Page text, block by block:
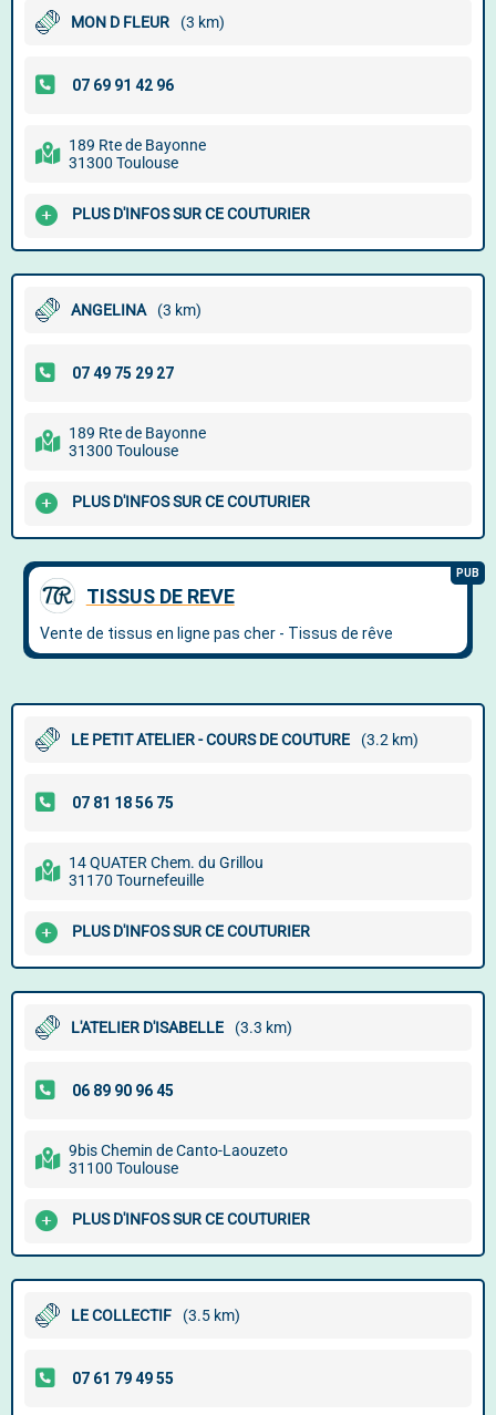
MON D FLEUR (3 km)
189 Rte de Bayonne
31300 Toulouse
PLUS D'INFOS SUR CE COUTURIER
ANGELINA (3 km)
189 Rte de Bayonne
31300 Toulouse
PLUS D'INFOS SUR CE COUTURIER
LE PETIT ATELIER - COURS DE COUTURE (3.2 km)
14 QUATER Chem. du Grillou
31170 Tournefeuille
PLUS D'INFOS SUR CE COUTURIER
L'ATELIER D'ISABELLE (3.3 km)
9bis Chemin de Canto-Laouzeto
31100 Toulouse
PLUS D'INFOS SUR CE COUTURIER
LE COLLECTIF (3.5 km)